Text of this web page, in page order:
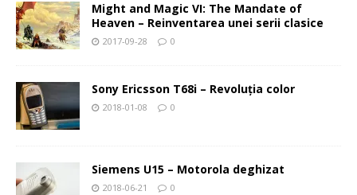
Might and Magic VI: The Mandate of
Heaven – Reinventarea unei serii clasice
2017-09-28 0
Sony Ericsson T68i – Revoluţia color
2018-01-08 0
Siemens U15 – Motorola deghizat
2018-06-21 0